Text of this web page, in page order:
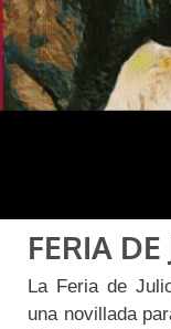
FERIA
La Feria de
una novillada